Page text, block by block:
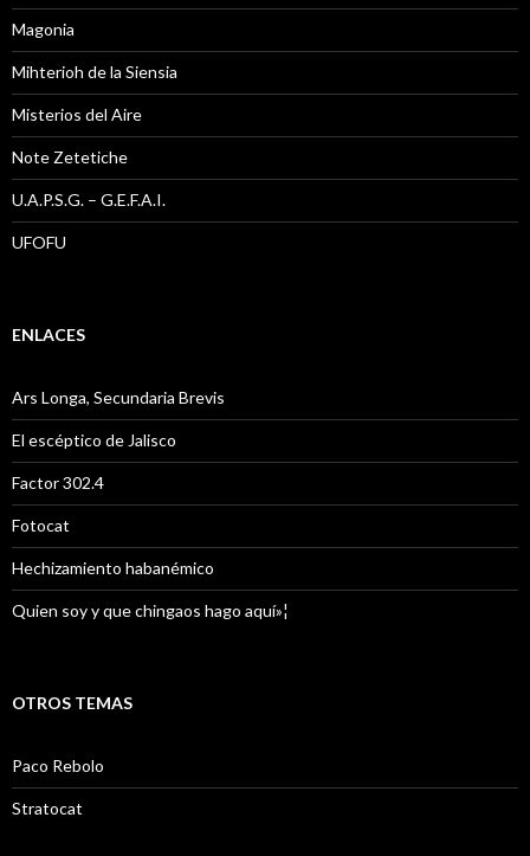
Magonia
Mihterioh de la Siensia
Misterios del Aire
Note Zetetiche
U.A.P.S.G. – G.E.F.A.I.
UFOFU
ENLACES
Ars Longa, Secundaria Brevis
El escéptico de Jalisco
Factor 302.4
Fotocat
Hechizamiento habanémico
Quien soy y que chingaos hago aquí»¦
OTROS TEMAS
Paco Rebolo
Stratocat